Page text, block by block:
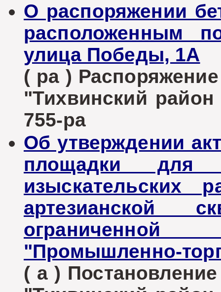
О распоряжении
расположенным
улица Победы, 1А
( ра )
"Тихвинский
755-ра
Об утверждении
площадки для
изыскательских
артезианской
"Промышленно-
( а )